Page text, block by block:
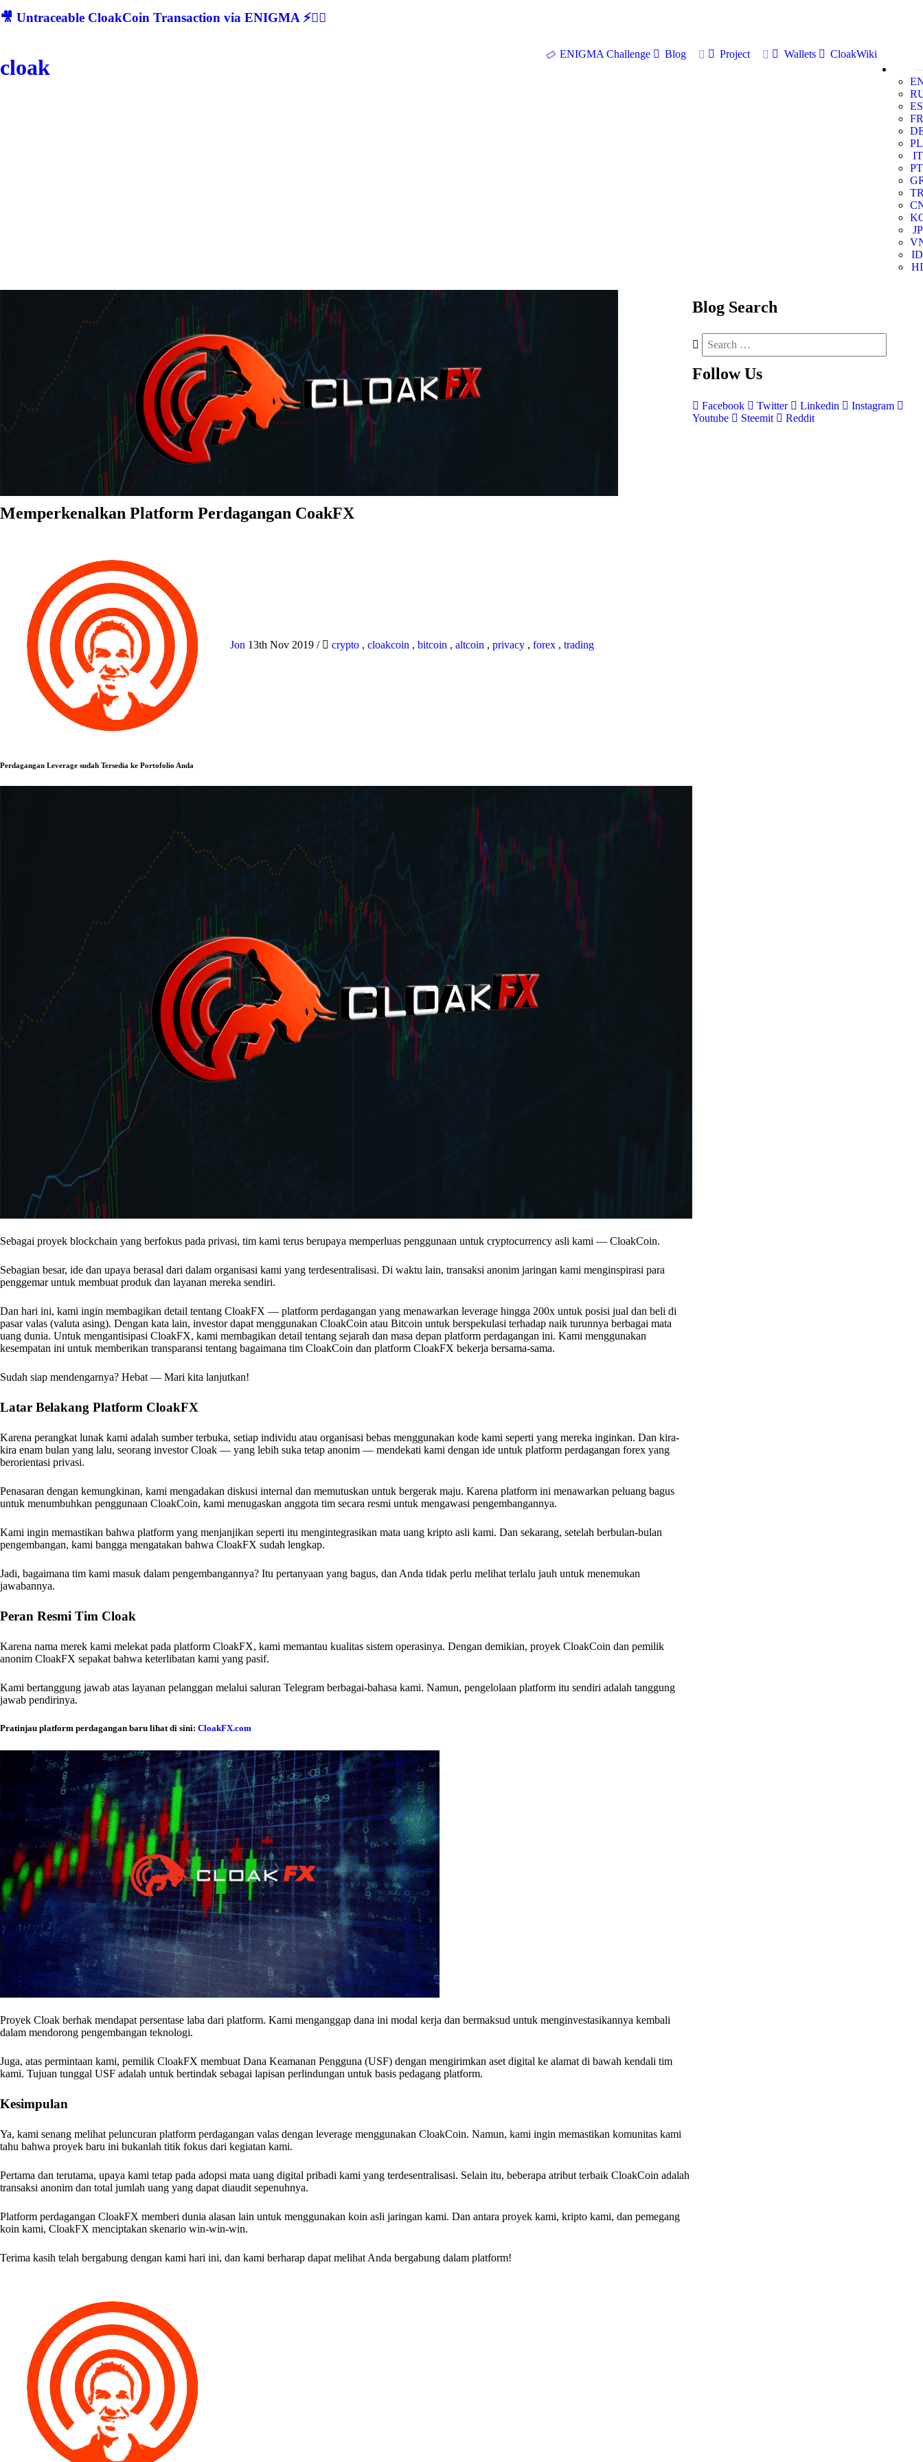
🎥 Untraceable CloakCoin Transaction via ENIGMA ⚡🕵‍♂
cloak
ENIGMA Challenge Blog Project Wallets
CloakWiki
ES
FR
PL
IT
PT
JP
ID
HI
Memperkenalkan Platform Perdagangan CoakFX
Jon 13th Nov 2019 / crypto , cloakcoin , bitcoin , altcoin , privacy , forex , trading
Perdagangan Leverage sudah Tersedia ke Portofolio Anda
Sebagai proyek blockchain yang berfokus pada privasi, tim kami terus berupaya memperluas penggunaan untuk cryptocurrency asli kami — CloakCoin.
Sebagian besar, ide dan upaya berasal dari dalam organisasi kami yang terdesentralisasi. Di waktu lain, transaksi anonim jaringan kami menginspirasi para
penggemar untuk membuat produk dan layanan mereka sendiri.
Dan hari ini, kami ingin membagikan detail tentang CloakFX — platform perdagangan yang menawarkan leverage hingga 200x untuk posisi jual dan beli di
pasar valas (valuta asing). Dengan kata lain, investor dapat menggunakan CloakCoin atau Bitcoin untuk berspekulasi terhadap naik turunnya berbagai mata
uang dunia. Untuk mengantisipasi CloakFX, kami membagikan detail tentang sejarah dan masa depan platform perdagangan ini. Kami menggunakan
kesempatan ini untuk memberikan transparansi tentang bagaimana tim CloakCoin dan platform CloakFX bekerja bersama-sama.
Sudah siap mendengarnya? Hebat — Mari kita lanjutkan!
Latar Belakang Platform CloakFX
Karena perangkat lunak kami adalah sumber terbuka, setiap individu atau organisasi bebas menggunakan kode kami seperti yang mereka inginkan. Dan kira-
kira enam bulan yang lalu, seorang investor Cloak — yang lebih suka tetap anonim — mendekati kami dengan ide untuk platform perdagangan forex yang
berorientasi privasi.
Penasaran dengan kemungkinan, kami mengadakan diskusi internal dan memutuskan untuk bergerak maju. Karena platform ini menawarkan peluang bagus
untuk menumbuhkan penggunaan CloakCoin, kami menugaskan anggota tim secara resmi untuk mengawasi pengembangannya.
Kami ingin memastikan bahwa platform yang menjanjikan seperti itu mengintegrasikan mata uang kripto asli kami. Dan sekarang, setelah berbulan-bulan
pengembangan, kami bangga mengatakan bahwa CloakFX sudah lengkap.
Jadi, bagaimana tim kami masuk dalam pengembangannya? Itu pertanyaan yang bagus, dan Anda tidak perlu melihat terlalu jauh untuk menemukan
jawabannya.
Peran Resmi Tim Cloak
Karena nama merek kami melekat pada platform CloakFX, kami memantau kualitas sistem operasinya. Dengan demikian, proyek CloakCoin dan pemilik
anonim CloakFX sepakat bahwa keterlibatan kami yang pasif.
Kami bertanggung jawab atas layanan pelanggan melalui saluran Telegram berbagai-bahasa kami. Namun, pengelolaan platform itu sendiri adalah tanggung
jawab pendirinya.
Pratinjau platform perdagangan baru lihat di sini: CloakFX.com
Proyek Cloak berhak mendapat persentase laba dari platform. Kami menganggap dana ini modal kerja dan bermaksud untuk menginvestasikannya kembali
dalam mendorong pengembangan teknologi.
Juga, atas permintaan kami, pemilik CloakFX membuat Dana Keamanan Pengguna (USF) dengan mengirimkan aset digital ke alamat di bawah kendali tim
kami. Tujuan tunggal USF adalah untuk bertindak sebagai lapisan perlindungan untuk basis pedagang platform.
Kesimpulan
Ya, kami senang melihat peluncuran platform perdagangan valas dengan leverage menggunakan CloakCoin. Namun, kami ingin memastikan komunitas kami
tahu bahwa proyek baru ini bukanlah titik fokus dari kegiatan kami.
Pertama dan terutama, upaya kami tetap pada adopsi mata uang digital pribadi kami yang terdesentralisasi. Selain itu, beberapa atribut terbaik CloakCoin adalah
transaksi anonim dan total jumlah uang yang dapat diaudit sepenuhnya.
Platform perdagangan CloakFX memberi dunia alasan lain untuk menggunakan koin asli jaringan kami. Dan antara proyek kami, kripto kami, dan pemegang
koin kami, CloakFX menciptakan skenario win-win-win.
Terima kasih telah bergabung dengan kami hari ini, dan kami berharap dapat melihat Anda bergabung dalam platform!
Blog Search
Follow Us
Facebook Twitter Linkedin
Instagram
Youtube
Steemit Reddit